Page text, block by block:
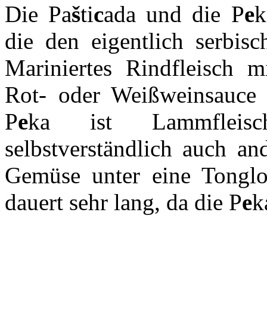
Die Pašticada und die Pe
die den eigentlich
Mariniertes Rindfleisch
Rot- oder
Peka ist
selbstverständlich auch
Gemüse unter eine
dauert sehr lang, da die Pe